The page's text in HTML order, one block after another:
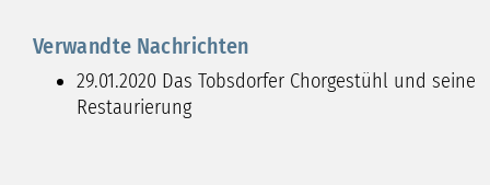
Verwandte Nachrichten
29.01.2020 Das Tobsdorfer Chorgestühl und seine
Restaurierung